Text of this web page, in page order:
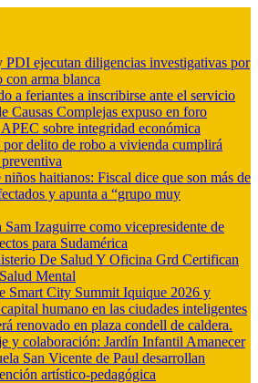
PDI ejecutan diligencias investigativas por
arma blanca
a feriantes a inscribirse ante el servicio
Causas Complejas expuso en foro
sobre integridad económica
delito de robo a vivienda cumplirá
haitianos: Fiscal dice que son más de
y apunta a “grupo muy
Sam Izaguirre como vicepresidente de
para Sudamérica
De Salud Y Oficina Grd Certifican
Mental
Smart City Summit Iquique 2026 y
humano en las ciudades inteligentes
renovado en plaza condell de caldera.
y colaboración: Jardín Infantil Amanecer
San Vicente de Paul desarrollan
artístico-pedagógica